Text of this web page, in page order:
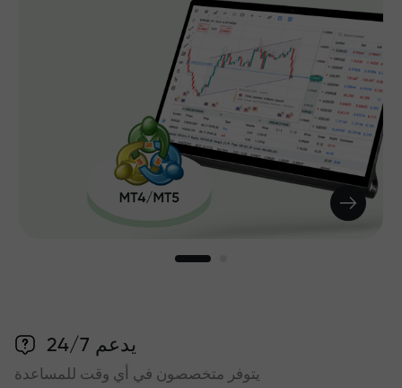
يدعم 24/7
يتوفر متخصصون في أي وقت للمساعدة